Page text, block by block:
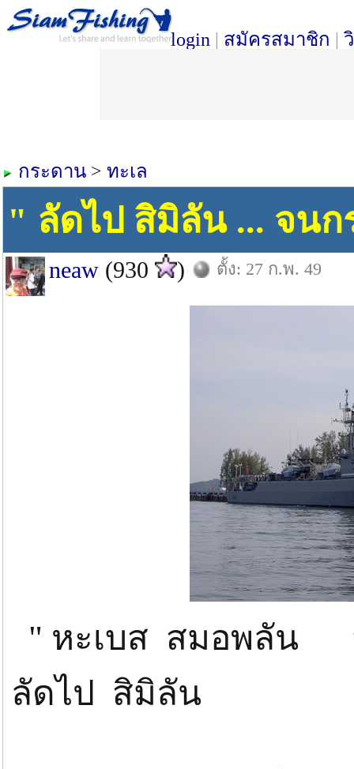
login | สมัครสมาชิก |
กระดาน > ทะเล
" ลัดไป สิมิลัน ... จน
neaw (930 ) ตั้ง: 27 ก.พ. 49
" หะเบส สมอพลัน
ลัดไป สิมิลัน จนก